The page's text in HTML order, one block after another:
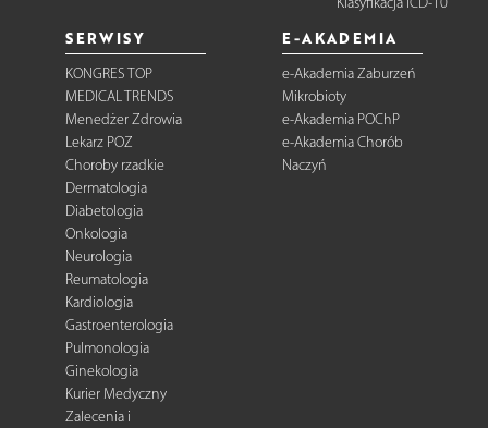
SERWISY
KONGRES TOP
MEDICAL TRENDS
Menedżer Zdrowia
Lekarz POZ
Choroby rzadkie
Dermatologia
Diabetologia
Onkologia
Neurologia
Reumatologia
Kardiologia
Gastroenterologia
Pulmonologia
Ginekologia
Kurier Medyczny
Zalecenia i
E-AKADEMIA
e-Akademia Zaburzeń
Mikrobioty
e-Akademia POChP
e-Akademia Chorób
Naczyń